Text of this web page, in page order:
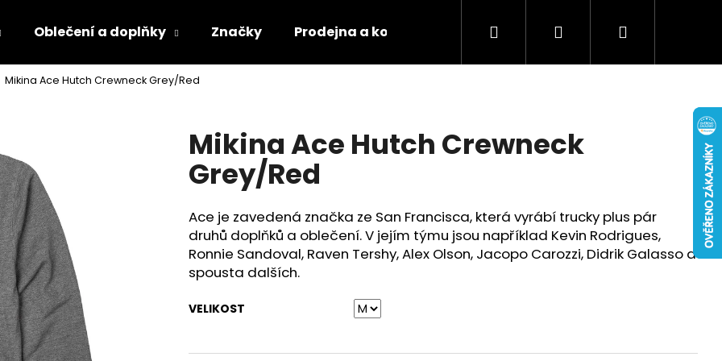
Oblečení a doplňky Značky Prodejna a kontakty Podporujeme Tabulky velikostí
Hledat PřihlášeníNákupní
Mikina Ace Hutch Crewneck Grey/Red
Mikina Ace Hutch Crewneck
Grey/Red
Ace je zavedená značka ze San Francisca, která vyrábí trucky plus pár
druhů doplňků a oblečení. V jejím týmu jsou například Kevin Rodrigues,
Ronnie Sandoval, Raven Tershy, Alex Olson, Jacopo Carozzi, Didrik Galasso a
spousta dalších.
VELIKOST
Co potřebujete najít?
HLEDAT